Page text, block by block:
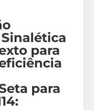
para
para
: